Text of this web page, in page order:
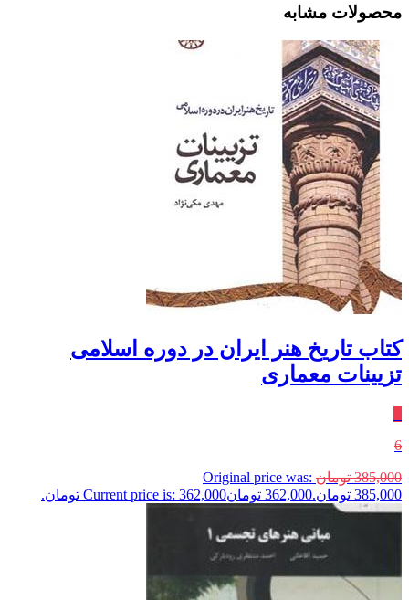
محصولات مشابه
کتاب تاریخ هنر ایران در دوره اسلامی
تزیینات معماری
6
385,000 تومان Original price was:
385,000 تومان.
362,000 تومانCurrent price is: 362,000 تومان.